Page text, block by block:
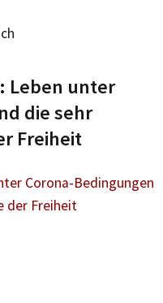
Leben unter
die sehr
Freiheit
Corona-Bedingungen
der Freiheit